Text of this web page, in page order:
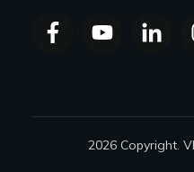
2026Copyright.